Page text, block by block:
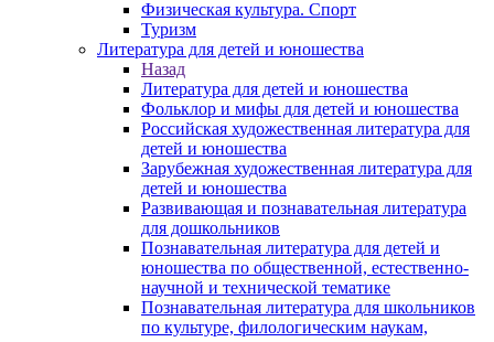
Физическая культура. Спорт
Туризм
Литература для детей и юношества
Назад
Литература для детей и юношества
Фольклор и мифы для детей и юношества
Российская художественная литература для
детей и юношества
Зарубежная художественная литература для
детей и юношества
Развивающая и познавательная литература
для дошкольников
Познавательная литература для детей и
юношества по общественной, естественно-
научной и технической тематике
Познавательная литература для школьников
по культуре, филологическим наукам,